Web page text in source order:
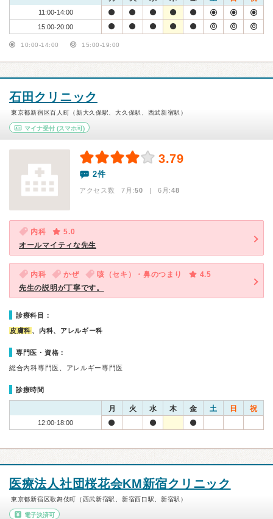
11:00-14:00
15:00-20:00
10:00-14:00 15:00-19:00
石田クリニック
東京都新宿区百人町（新大久保駅、大久保駅、西武新宿駅）
マイナ受付 (スマホ可)
3.79
2件
アクセス数 7月:50 | 6月:48
内科
5.0
オールマイティな先生
内科 かぜ 咳（セキ）・鼻のつまり
4.5
先生の説明が丁寧です。
診療科目：
皮膚科 、内科、アレルギー科
専門医・資格：
総合内科専門医、アレルギー専門医
診療時間
月 火 水 木 金 土 日 祝
12:00-18:00
医療法人社団桜花会KM新宿クリニック
東京都新宿区歌舞伎町（西武新宿駅、新宿西口駅、新宿駅）
電子決済可